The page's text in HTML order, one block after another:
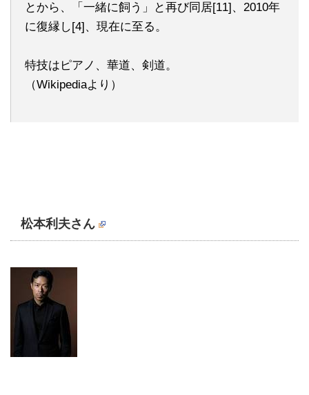
とから、「一緒に飼う」と再び同居[11]、2010年
に復縁し[4]、現在に至る。
特技はピアノ、華道、剣道。
（Wikipediaより）
松本利夫さん